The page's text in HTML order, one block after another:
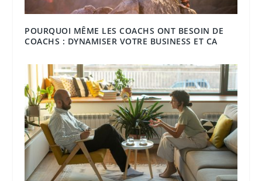
POURQUOI MÊME LES COACHS ONT BESOIN DE
COACHS : DYNAMISER VOTRE BUSINESS ET CA